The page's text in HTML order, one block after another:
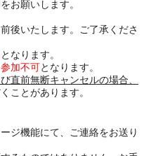
お願いします。
後いたします。ご了承くださ
となります。
加不可となります。
直前無断キャンセルの場合、
ことがあります。
ジ機能にて、ご連絡をお送り